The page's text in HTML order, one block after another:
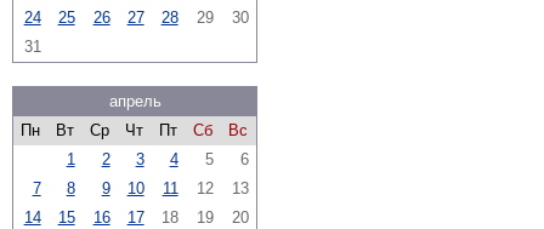
24
25 26 27 28 29
30
31
апрель
Пн
Вт Ср Чт Пт Сб
Вс
1
2 3 4 5
6
7
8 9 10 11 12
13
14
15 16 17 18 19
20